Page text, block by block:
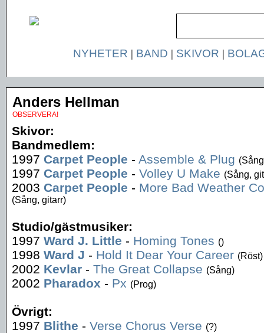
NYHETER | BAND | SKIVOR |
Anders Hellman
OBSERVERA!
Skivor:
Bandmedlem:
1997 Carpet People - Assemble & Plug
1997 Carpet People - Volley U Make (Sång,
2003 Carpet People - More Bad Weather
(Sång, gitarr)
Studio/gästmusiker:
1997 Ward J. Little - Homing Tones ()
1998 Ward J - Hold It Dear Your Career (Röst)
2002 Kevlar - The Great Collapse (Sång)
2002 Pharadox - Px (Prog)
Övrigt:
1997 Blithe - Verse Chorus Verse (?)